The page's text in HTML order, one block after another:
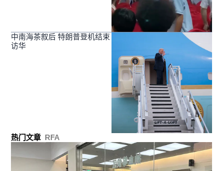
中南海茶叙后 特朗普登机结束
访华
热门文章 RFA